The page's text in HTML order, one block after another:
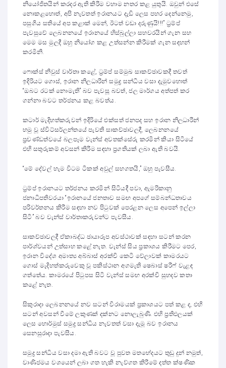
නියෝජිතයින් කරදර ඇති කිරීම වහාම නතර කළ යුතුයි. ඔවුන් එසේ
නොකළහොත්, අපි නැවතත් ඉරානයට දැඩි ලෙස පහර දෙන්නෙමු,
පසුගිය සතියේ අප කළාක් මෙන්, ඊටත් වඩා දරුණුයි!!!” ට්‍රම්ප්
පැවසුවේ ලෙබනනයේ ඉරානයේ හිස්බුල්ලා සහචරයින් ගැන සහ
මෙම මස මුලදී ඔහු නියෝග කළ උත්සන්න කිරීමක් ගැන සඳහන්
කරමිනි.
ෆොක්ස් නිවුස් වාර්තා කළේ, ට්‍රම්ප් සම්මුඛ සාකච්ඡාවකදී තවත්
ඉදිරියට ගොස්, ඉරාන නිලධාරීන් සමුද්‍ර සන්ධිය වසා දැමුවහොත්
“ඔබට රටක් නොමැති” බව පැවසූ බවත්, ජල මාර්ගය අත්පත් කර
ගන්නා බවට තර්ජනය කළ බවත්ය.
කටාර් මැදිහත්කරුවන් ඉදිරියේ එක්සත් ජනපද සහ ඉරාන නිලධාරීන්
හමු වූ ස්විට්සර්ලන්තයේ පැවති සාකච්ඡාවලදී, ලෙබනනයේ
ප්‍රචණ්ඩත්වයේ බලපෑම වැන්ස් අවතක්සේරු කරමින් කියා සිටියේ
එහි සතුරුකම් අවසන් කිරීම සඳහා ප්‍රගතියක් ලබා ඇති බවයි.
“මේ දේවල් හැම විටම ටිකක් අවුල් සහගතයි,” ඔහු පැවසීය.
ට්‍රම්ප් ඉරානයට තර්ජනය කරමින් සිටියදී පවා, ඇමරිකානු
ජනාධිපතිවරයා “ඉරානයේ ජනතාව සමඟ අපගේ සම්බන්ධතාවය
පරිවර්තනය කිරීම සඳහා නව පිටුවක් පෙරළන ලෙස අපෙන් ඉල්ලා
සිටි” බව වැන්ස් වාර්තාකරුවන්ට පැවසීය.
සාකච්ඡාවලදී ඒකාබද්ධ ඡායාරූප අවස්ථාවක් සඳහා සටන් කරන
පාර්ශ්වයන් උත්සාහ කළේ නැත. වැන්ස් සිය ප්‍රකාශය කිරීමට පෙර,
ඉරාන විදේශ අමාත්‍ය අබ්බාස් අරක්චි කෙටි වේලාවක් කාමරයට
ගොස් මැදිහත්කරුවෙකු වූ පකිස්ථාන අගමැති ෂෙබාස් ෂරීෆ් වැළඳ
ගත්තේය. කාමරයේ පිටුපස සිටි වැන්ස් සමඟ අරක්චි සුහදව කතා
කළේ නැත.
සිකුරාදා ලෙබනනයේ නව සටන් විරාමයක් ප්‍රකාශයට පත් කළ ද, එහි
සටන් අවසන් වීමේ ලකුණක් දක්නට නොලැබුණි. එහි ප්‍රතිඵලයක්
ලෙස හොර්මුස් සමුද්‍ර සන්ධිය නැවතත් වසා දැමූ බව ඉරානය
සෙනසුරාදා පැවසීය.
සමුද්‍ර සන්ධිය වසා දමා ඇති බවට වූ පුවත මතභේදයට තුඩු දුන් නමුත්,
වාණිජමය වශයෙන් ලබා ගත හැකි නැව්ගත කිරීමේ දත්ත ක්ෂණික